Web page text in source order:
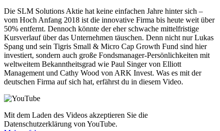
Die SLM Solutions Aktie hat keine einfachen Jahre hinter sich –
vom Hoch Anfang 2018 ist die innovative Firma bis heute weit über
50% entfernt. Dennoch könnte der eher schwache mittelfristige
Kursverlauf über das Unternehmen täuschen. Denn nicht nur Lukas
Spang und sein Tigris Small & Micro Cap Growth Fund sind hier
investiert, sondern auch große Fondsmanager-Persönlichkeiten mit
weltweitem Bekanntheitsgrad wie Paul Singer von Elliott
Management und Cathy Wood von ARK Invest. Was es mit der
deutschen Firma auf sich hat, erfährst du in diesem Video.
Mit dem Laden des Videos akzeptieren Sie die
Datenschutzerklärung von YouTube.